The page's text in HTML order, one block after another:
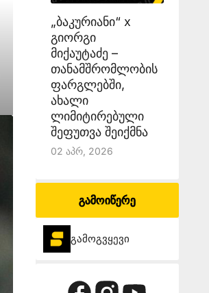
„ბაკურიანი“ x
გიორგი
მიქაუტაძე –
თანამშრომლობის
ფარგლებში,
ახალი
ლიმიტირებული
შეფუთვა შეიქმნა
02 Აპრ, 2026
გამოიწერე
გამოგვყევი